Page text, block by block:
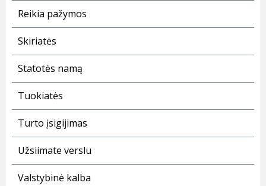
Reikia pažymos
Skiriatės
Statotės namą
Tuokiatės
Turto įsigijimas
Užsiimate verslu
Valstybinė kalba